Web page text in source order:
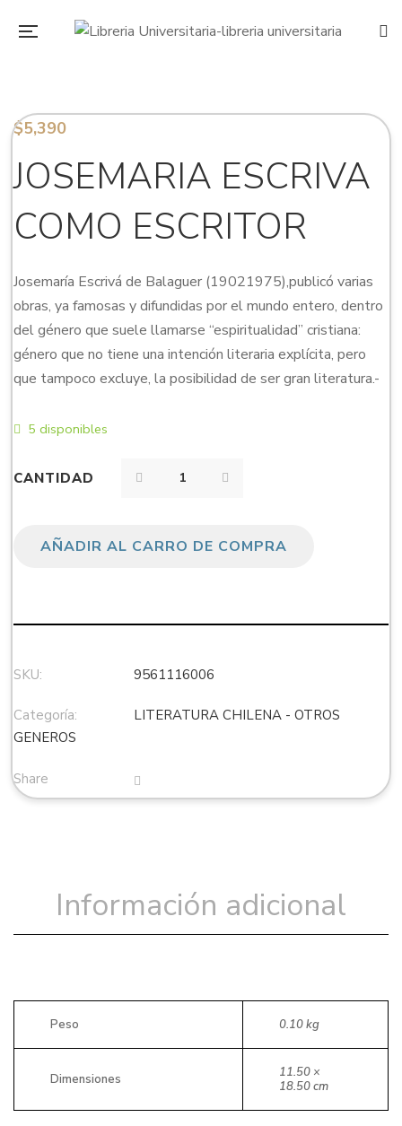
$5,390
JOSEMARIA ESCRIVA
COMO ESCRITOR
Josemaría Escrivá de Balaguer (19021975),publicó varias
obras, ya famosas y difundidas por el mundo entero, dentro
del género que suele llamarse “espiritualidad” cristiana:
género que no tiene una intención literaria explícita, pero
que tampoco excluye, la posibilidad de ser gran literatura.-
5 disponibles
CANTIDAD
AÑADIR AL CARRO DE COMPRA
SKU: 9561116006
Categoría:
LITERATURA CHILENA - OTROS
GENEROS
Share
Información adicional
Peso 0.10 kg
Dimensiones
11.50 ×
18.50 cm